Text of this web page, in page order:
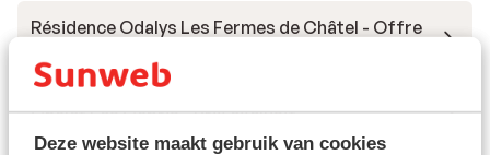
Deze website maakt gebruik van cookies
Résidence Odalys Les Fermes de Châtel - Offre
Chalet Les Cabris - Prix exclusif